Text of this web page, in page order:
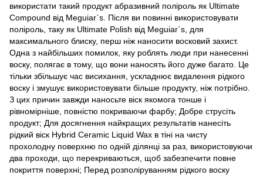
використати такий продукт абразивний поліроль як Ultimate
Compound від Meguiar`s. Після ви повинні використовувати
поліроль, таку як Ultimate Polish від Meguiar`s, для
максимального блиску, перш ніж наносити восковий захист.
Одна з найбільших помилок, яку роблять люди при нанесенні
воску, полягає в тому, що вони наносять його дуже багато. Це
тільки збільшує час висихання, ускладнює видалення рідкого
воску і змушує використовувати більше продукту, ніж потрібно.
З цих причин завжди наносьте віск якомога тонше і
рівномірніше, повністю покриваючи фарбу; Добре струсіть
продукт; Для досягнення найкращих результатів нанесіть
рідкий віск Hybrid Ceramic Liquid Wax в тіні на чисту
прохолодну поверхню по одній ділянці за раз, використовуючи
два проходи, що перекриваються, щоб забезпечити повне
покриття поверхні; Перед розполіруванням рідкого воску